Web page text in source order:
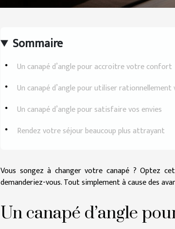
Sommaire
Un canapé d’angle pour accroitre votre confort
Un canapé d’angle pour utiliser
Un canapé d’angle pour satisfaire vos envies
Rendez votre séjour beaucoup plus attrayant
Vous songez à changer votre canapé ? Optez
demanderiez-vous. Tout simplement à cause des
Un canapé d’angle